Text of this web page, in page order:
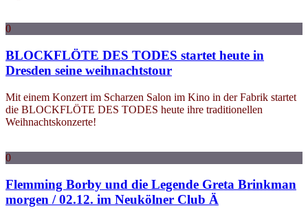
0
BLOCKFLÖTE DES TODES startet heute in
Dresden seine weihnachtstour
Mit einem Konzert im Scharzen Salon im Kino in der Fabrik startet
die BLOCKFLÖTE DES TODES heute ihre traditionellen
Weihnachtskonzerte!
0
Flemming Borby und die Legende Greta Brinkman
morgen / 02.12. im Neukölner Club Ä